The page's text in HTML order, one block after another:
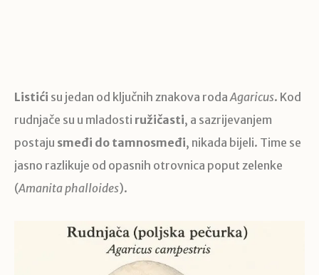
Listići su jedan od ključnih znakova rodaAgaricus. Kod
rudnjače su u mladosti ružičasti, a sazrijevanjem
postaju smeđi do tamnosmeđi, nikada bijeli. Time se
jasno razlikuje od opasnih otrovnica poput zelenke
(Amanita phalloides).